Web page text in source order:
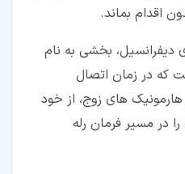
اقدام بماند.
دیفرانسیل، بخشی به نام
که در زمان اتصال
هارمونیک های زوج، از خود
در مسیر فرمان رله